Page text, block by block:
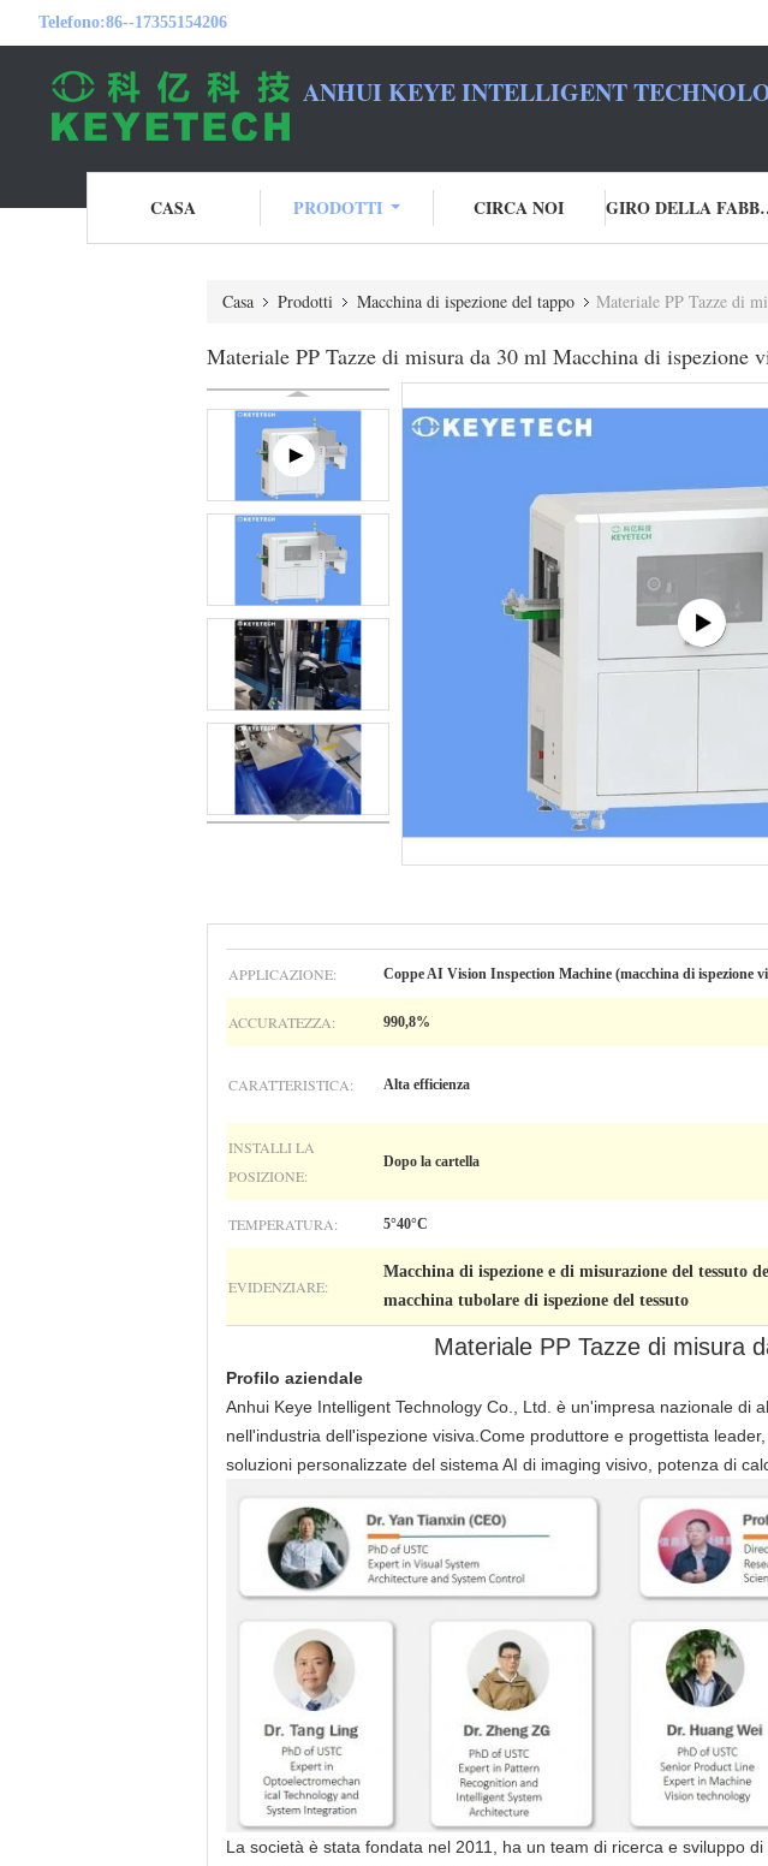
Telefono:86--17355154206
ANHUI KEYE INTELLIGENT
CASA PRODOTTI CIRCA NOI GIRO
Casa Prodotti Macchina di ispezione del tappo Materiale PP Tazze di
Materiale PP Tazze di misura da 30 ml Macchina di ispezione
APPLICAZIONE: Coppe AI Vision Inspection Machine (macchina di ispezione
ACCURATEZZA: 990,8%
CARATTERISTICA: Alta efficienza
INSTALLI LA
POSIZIONE:
Dopo la cartella
TEMPERATURA: 5°40°C
EVIDENZIARE:
Macchina di ispezione e di misurazione del tessuto
macchina tubolare di ispezione del tessuto
Materiale PP Tazze di misura
Profilo aziendale
Anhui Keye Intelligent Technology Co., Ltd. è un'impresa nazionale di
nell'industria dell'ispezione visiva.Come produttore e progettista
soluzioni personalizzate del sistema AI di imaging visivo, potenza di
La società è stata fondata nel 2011, ha un team di ricerca e sviluppo